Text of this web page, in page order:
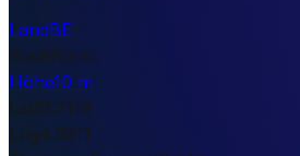
LandBE
StadtRanst
Höhe10 m
Lat51.2119
Lng4.5811